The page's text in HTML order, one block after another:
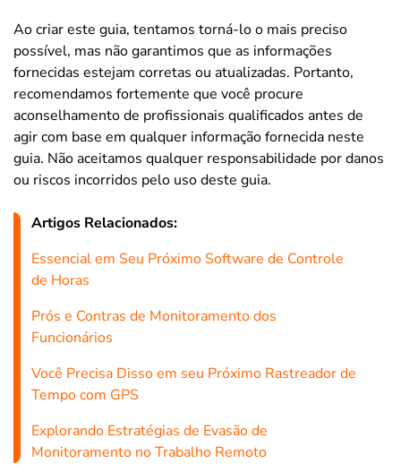
Ao criar este guia, tentamos torná-lo o mais preciso
possível, mas não garantimos que as informações
fornecidas estejam corretas ou atualizadas. Portanto,
recomendamos fortemente que você procure
aconselhamento de profissionais qualificados antes de
agir com base em qualquer informação fornecida neste
guia. Não aceitamos qualquer responsabilidade por danos
ou riscos incorridos pelo uso deste guia.
Artigos Relacionados:
Essencial em Seu Próximo Software de Controle
de Horas
Prós e Contras de Monitoramento dos
Funcionários
Você Precisa Disso em seu Próximo Rastreador de
Tempo com GPS
Explorando Estratégias de Evasão de
Monitoramento no Trabalho Remoto